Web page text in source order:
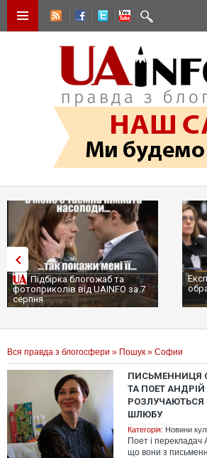
Підбірка блогожаб та
фотоприколів від UAINFO за 7
серпня
Вся правда з блогосфери » Пошук » Софии
ПИСЬМЕННИЦЯ
ТА ПОЕТ
РОЗЛУЧАЮТЬСЯ
ШЛЮБУ
Категорія: Новини
Поет і перекладач
що вони з